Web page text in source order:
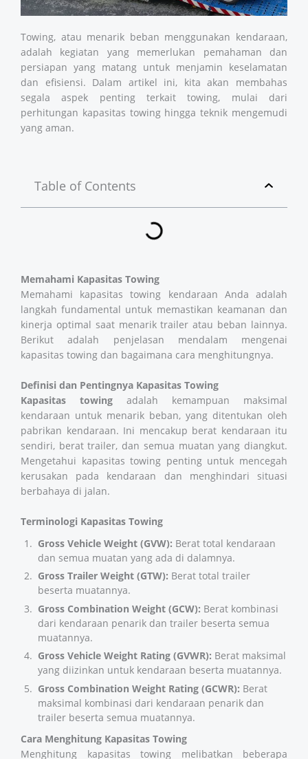
Towing, atau menarik beban menggunakan kendaraan,
adalah kegiatan yang memerlukan pemahaman dan
persiapan yang matang untuk menjamin keselamatan
dan efisiensi. Dalam artikel ini, kita akan membahas
segala aspek penting terkait towing, mulai dari
perhitungan kapasitas towing hingga teknik mengemudi
yang aman.
Table of Contents
Memahami Kapasitas Towing
Memahami kapasitas towing kendaraan Anda adalah
langkah fundamental untuk memastikan keamanan dan
kinerja optimal saat menarik trailer atau beban lainnya.
Berikut adalah penjelasan mendalam mengenai
kapasitas towing dan bagaimana cara menghitungnya.
Definisi dan Pentingnya Kapasitas Towing
Kapasitas towing adalah kemampuan maksimal
kendaraan untuk menarik beban, yang ditentukan oleh
pabrikan kendaraan. Ini mencakup berat kendaraan itu
sendiri, berat trailer, dan semua muatan yang diangkut.
Mengetahui kapasitas towing penting untuk mencegah
kerusakan pada kendaraan dan menghindari situasi
berbahaya di jalan​​​​.
Terminologi Kapasitas Towing
Gross Vehicle Weight (GVW): Berat total kendaraan
dan semua muatan yang ada di dalamnya.
Gross Trailer Weight (GTW): Berat total trailer
beserta muatannya.
Gross Combination Weight (GCW): Berat kombinasi
dari kendaraan penarik dan trailer beserta semua
muatannya.
Gross Vehicle Weight Rating (GVWR): Berat maksimal
yang diizinkan untuk kendaraan beserta muatannya.
Gross Combination Weight Rating (GCWR): Berat
maksimal kombinasi dari kendaraan penarik dan
trailer beserta semua muatannya.
Cara Menghitung Kapasitas Towing
Menghitung kapasitas towing melibatkan beberapa